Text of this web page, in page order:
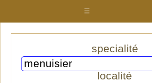
☰
specialité
localité